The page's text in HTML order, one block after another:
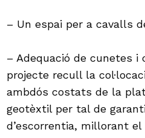
– Un espai per a cavalls
– Adequació de cunetes i
projecte recull la
ambdós costats de la
geotèxtil per tal de
d’escorrentia, millorant